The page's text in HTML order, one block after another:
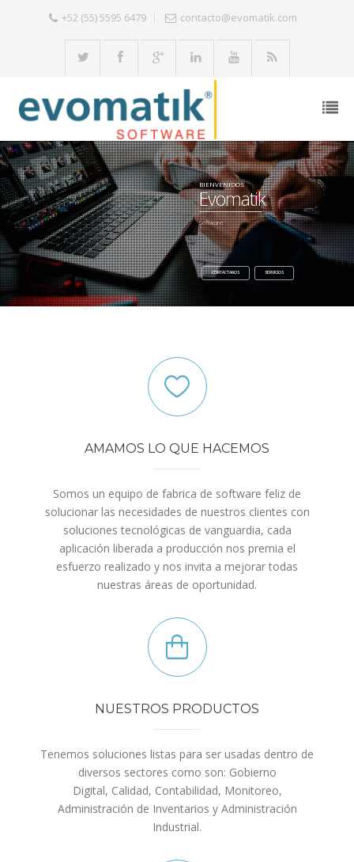
+52 (55) 5595 6479 contacto@evomatik.com
Evomatik
BIENVENIDOS
Software
CONTÁCTANOS SERVICIOS
AMAMOS LO QUE HACEMOS
Somos un equipo de fabrica de software feliz de
solucionar las necesidades de nuestros clientes con
soluciones tecnológicas de vanguardia, cada
aplicación liberada a producción nos premia el
esfuerzo realizado y nos invita a mejorar todas
nuestras áreas de oportunidad.
NUESTROS PRODUCTOS
Tenemos soluciones listas para ser usadas dentro de
diversos sectores como son: Gobierno
Digital, Calidad, Contabilidad, Monitoreo,
Administración de Inventarios y Administración
Industrial.